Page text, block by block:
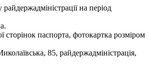
на період
сторінок паспорта, фотокартка розміром
85, райдержадміністрація,